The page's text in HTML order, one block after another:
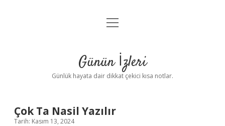
Anasayfa
Yasal Uyarı
menüyü
Günün İzleri
Günlük hayata dair dikkat çekici kısa notlar.
Çok Ta Nasil Yazılır
Tarih: Kasım 13, 2024